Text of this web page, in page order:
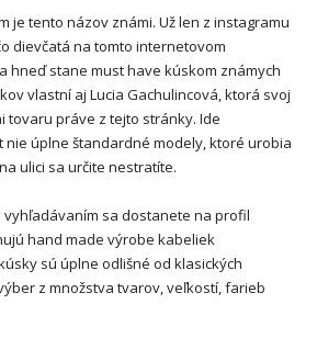
je tento názov známi. Už len z instagramu
dievčatá na tomto internetovom
hneď stane must have kúskom známych
vlastní aj Lucia Gachulincová, ktorá svoj
práve z tejto stránky. Ide
nie úplne štandardné modely, ktoré urobia
ulici sa určite nestratíte.
sa dostanete na profil
hand made výrobe kabeliek
sú úplne odlišné od klasických
z množstva tvarov, veľkostí, farieb